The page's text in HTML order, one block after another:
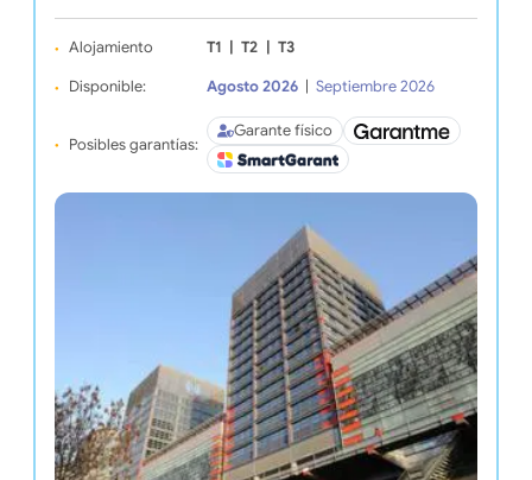
Alojamiento T1 T2 T3
Disponible: Agosto 2026 Septiembre 2026
Posibles garantías:
Garante físico